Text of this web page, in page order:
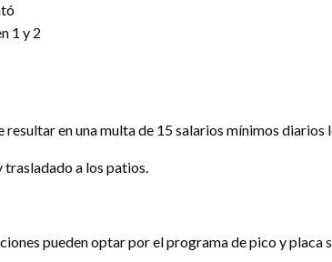
1 y 2
en una multa de 15 salarios mínimos diarios
a los patios.
pueden optar por el programa de pico y